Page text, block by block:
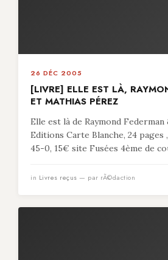
26 DÉC 2005
[LIVRE] ELLE EST LÀ,
ET MATHIAS PÉREZ
Elle est là de Raymond
Editions Carte Blanche, 24 pages
45-0, 15€ site Fusées 4ème de
in Livres reçus — par rÃ©daction